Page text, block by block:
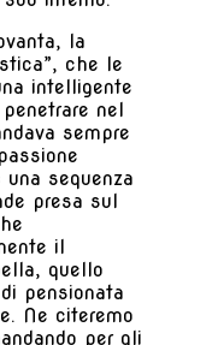
la
che le
intelligente
nel
sempre
sequenza
presa sul
il
quello
pensionata
Ne citeremo
per gli